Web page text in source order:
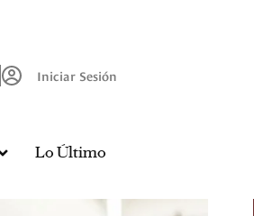
Iniciar Sesión
Lo Último